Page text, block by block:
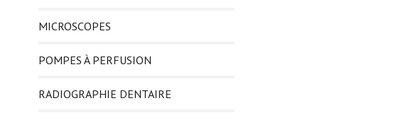
MICROSCOPES
POMPES À PERFUSION
RADIOGRAPHIE DENTAIRE